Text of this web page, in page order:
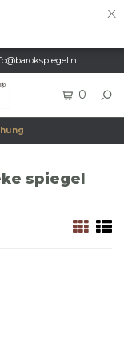
×
0
spiegel